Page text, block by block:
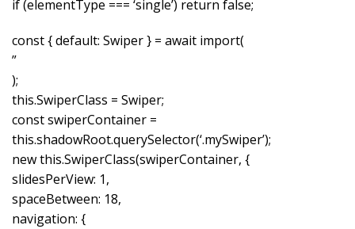
if (elementType === ‘single’) return false;
const { default: Swiper } = await import(
”
);
this.SwiperClass = Swiper;
const swiperContainer =
this.shadowRoot.querySelector(‘.mySwiper’);
new this.SwiperClass(swiperContainer, {
slidesPerView: 1,
spaceBetween: 18,
navigation: {